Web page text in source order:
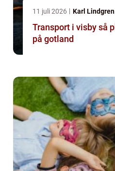
11 juli 2026 Karl Lindgren
Transport i visby så planerar du resor
på gotland